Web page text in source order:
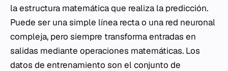
la estructura matemática que realiza la predicción.
Puede ser una simple línea recta o una red neuronal
compleja, pero siempre transforma entradas en
salidas mediante operaciones matemáticas. Los
datos de entrenamiento son el conjunto de